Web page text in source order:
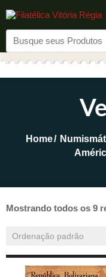
Home
Mostrando todos os 9